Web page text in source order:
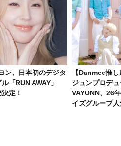
ン、日本初のデジタ
「RUN AWAY」
定！
【Danmee推
ジュンプロデュ
VAYONN、26
イズグループ